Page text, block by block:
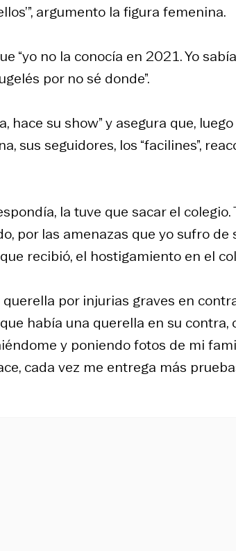
argumento la figura femenina.
“yo no la conocía en 2021. Yo
por no sé donde”.
su show” y asegura que,
sus seguidores, los “facilines”,
la tuve que sacar el
por las amenazas que yo sufro de
recibió, el hostigamiento en el
por injurias graves en
había una querella en su contra,
y poniendo fotos de mi
cada vez me entrega más